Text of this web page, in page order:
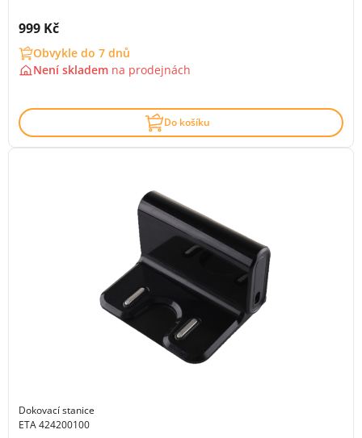
Cena s DPH:
999 Kč
Obvykle do 7 dnů
Není skladem na prodejnách
Do košíku
Dokovací stanice
ETA 424200100